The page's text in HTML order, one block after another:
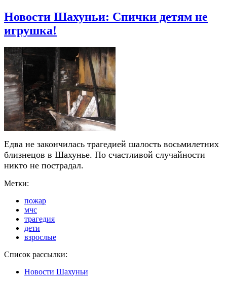
Новости Шахуньи: Спички детям не
игрушка!
Едва не закончилась трагедией шалость восьмилетних
близнецов в Шахунье. По счастливой случайности
никто не пострадал.
Метки:
пожар
мчс
трагедия
дети
взрослые
Список рассылки:
Новости Шахуньи